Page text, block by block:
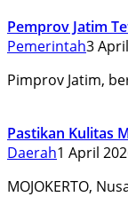
Pemprov Jatim
Pemerintah3
Pimprov Jatim,
Pastikan Kulitas
Daerah1 April
MOJOKERTO,